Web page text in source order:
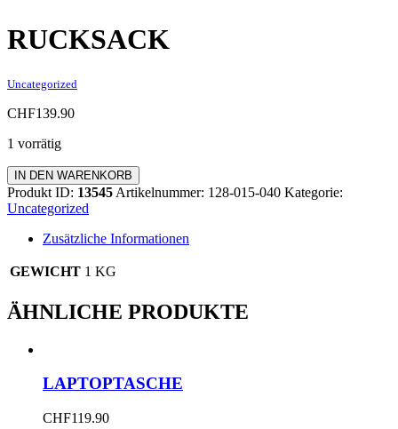
RUCKSACK
Uncategorized
CHF139.90
1 vorrätig
Rucksack
Menge
IN DEN WARENKORB
Produkt ID: 13545 Artikelnummer: 128-015-040 Kategorie:
Uncategorized
Zusätzliche Informationen
GEWICHT 1 KG
ÄHNLICHE PRODUKTE
LAPTOPTASCHE
CHF119.90